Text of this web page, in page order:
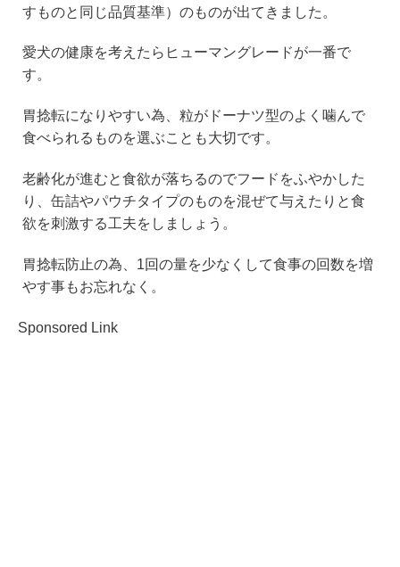
すものと同じ品質基準）のものが出てきました。
愛犬の健康を考えたらヒューマングレードが一番で
す。
胃捻転になりやすい為、粒がドーナツ型のよく噛んで
食べられるものを選ぶことも大切です。
老齢化が進むと食欲が落ちるのでフードをふやかした
り、缶詰やパウチタイプのものを混ぜて与えたりと食
欲を刺激する工夫をしましょう。
胃捻転防止の為、1回の量を少なくして食事の回数を増
やす事もお忘れなく。
Sponsored Link